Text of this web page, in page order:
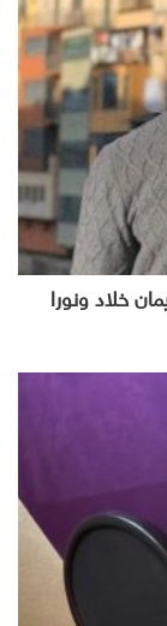
خلاد ونورا